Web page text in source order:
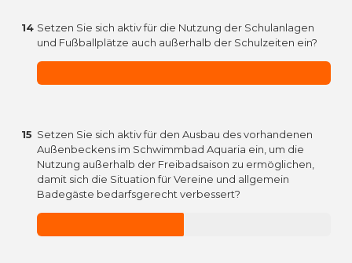
14 Setzen Sie sich aktiv für die Nutzung der Schulanlagen
und Fußballplätze auch außerhalb der Schulzeiten ein?
15 Setzen Sie sich aktiv für den Ausbau des vorhandenen
Außenbeckens im Schwimmbad Aquaria ein, um die
Nutzung außerhalb der Freibadsaison zu ermöglichen,
damit sich die Situation für Vereine und allgemein
Badegäste bedarfsgerecht verbessert?